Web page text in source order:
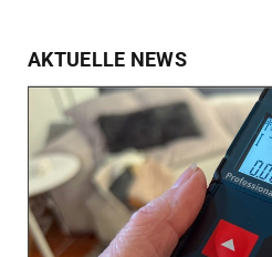
AKTUELLE NEWS